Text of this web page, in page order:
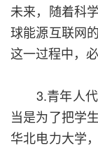
未来，随着科
球能源互联网
这一过程中，
3.青年人代
当是为了把学
华北电力大学